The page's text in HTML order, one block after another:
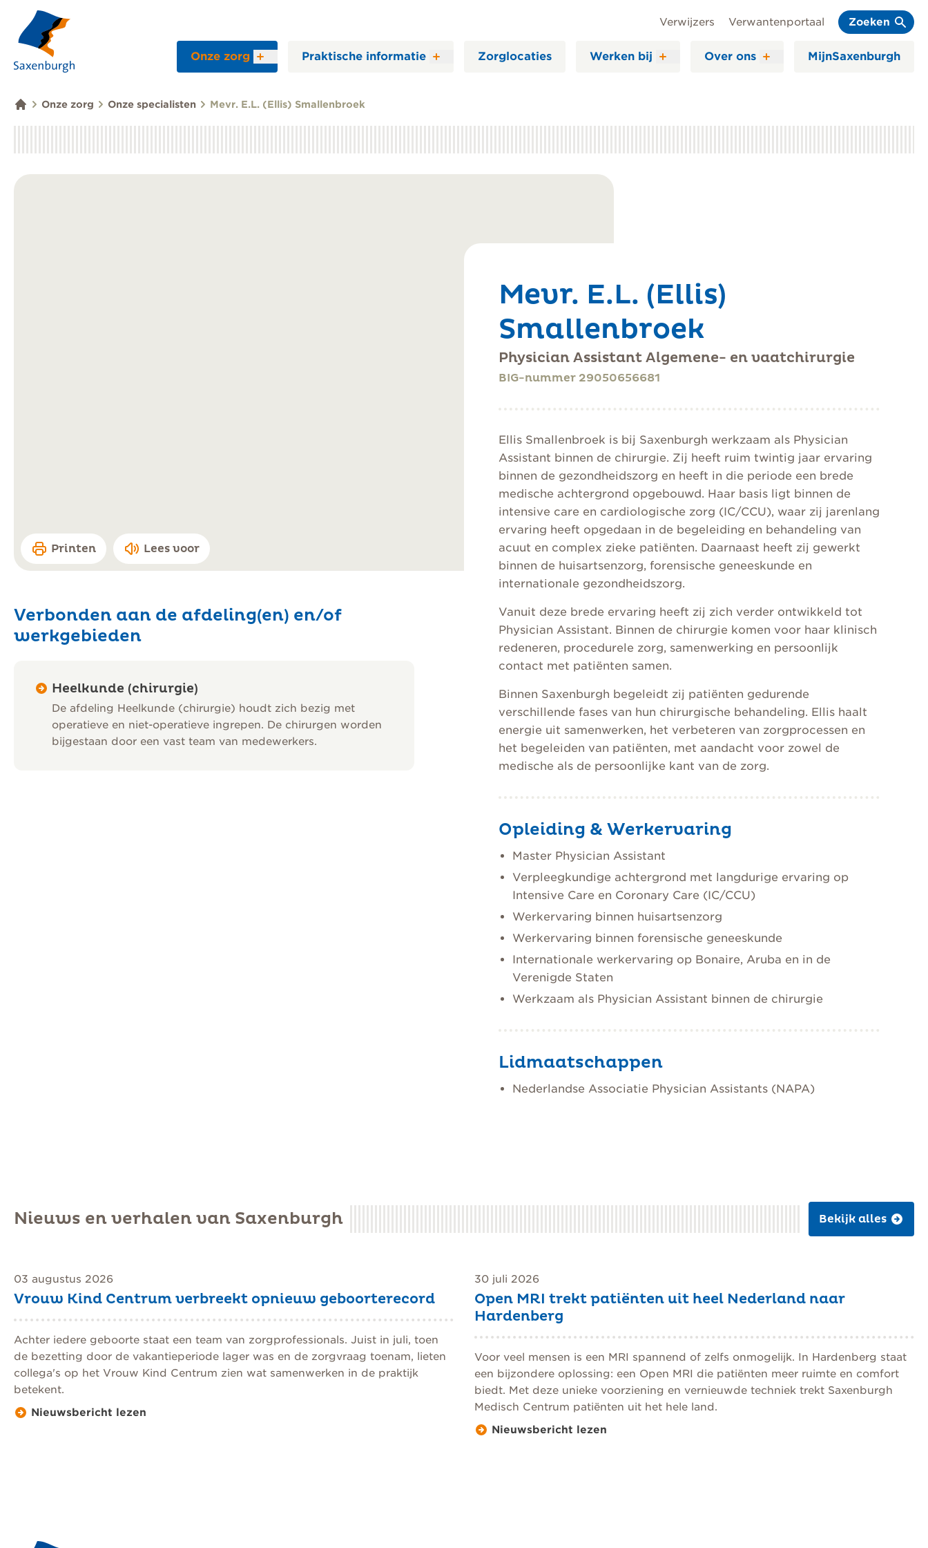
Onze zorg Praktische informatie Zorglocaties Werken bij Over ons MijnSaxenburgh
Verwijzers Verwantenportaal Zoeken
Onze zorg Onze specialisten Mevr. E.L. (Ellis) Smallenbroek
Printen Lees voor
Verbonden aan de afdeling(en) en/of
werkgebieden
Heelkunde (chirurgie)
De afdeling Heelkunde (chirurgie) houdt zich bezig met
operatieve en niet-operatieve ingrepen. De chirurgen worden
bijgestaan door een vast team van medewerkers.
Mevr. E.L. (Ellis)
Smallenbroek
Physician Assistant Algemene- en vaatchirurgie
BIG-nummer 29050656681
Ellis Smallenbroek is bij Saxenburgh werkzaam als Physician
Assistant binnen de chirurgie. Zij heeft ruim twintig jaar ervaring
binnen de gezondheidszorg en heeft in die periode een brede
medische achtergrond opgebouwd. Haar basis ligt binnen de
intensive care en cardiologische zorg (IC/CCU), waar zij jarenlang
ervaring heeft opgedaan in de begeleiding en behandeling van
acuut en complex zieke patiënten. Daarnaast heeft zij gewerkt
binnen de huisartsenzorg, forensische geneeskunde en
internationale gezondheidszorg.
Vanuit deze brede ervaring heeft zij zich verder ontwikkeld tot
Physician Assistant. Binnen de chirurgie komen voor haar klinisch
redeneren, procedurele zorg, samenwerking en persoonlijk
contact met patiënten samen.
Binnen Saxenburgh begeleidt zij patiënten gedurende
verschillende fases van hun chirurgische behandeling. Ellis haalt
energie uit samenwerken, het verbeteren van zorgprocessen en
het begeleiden van patiënten, met aandacht voor zowel de
medische als de persoonlijke kant van de zorg.
Opleiding & Werkervaring
Master Physician Assistant
Verpleegkundige achtergrond met langdurige ervaring op
Intensive Care en Coronary Care (IC/CCU)
Werkervaring binnen huisartsenzorg
Werkervaring binnen forensische geneeskunde
Internationale werkervaring op Bonaire, Aruba en in de
Verenigde Staten
Werkzaam als Physician Assistant binnen de chirurgie
Lidmaatschappen
Nederlandse Associatie Physician Assistants (NAPA)
Nieuws en verhalen van Saxenburgh Bekijk alles
03 augustus 2026
Vrouw Kind Centrum verbreekt opnieuw geboorterecord
Achter iedere geboorte staat een team van zorgprofessionals. Juist in juli, toen
de bezetting door de vakantieperiode lager was en de zorgvraag toenam, lieten
collega's op het Vrouw Kind Centrum zien wat samenwerken in de praktijk
betekent.
Nieuwsbericht lezen
30 juli 2026
Open MRI trekt patiënten uit heel Nederland naar
Hardenberg
Voor veel mensen is een MRI spannend of zelfs onmogelijk. In Hardenberg staat
een bijzondere oplossing: een Open MRI die patiënten meer ruimte en comfort
biedt. Met deze unieke voorziening en vernieuwde techniek trekt Saxenburgh
Medisch Centrum patiënten uit het hele land.
Nieuwsbericht lezen